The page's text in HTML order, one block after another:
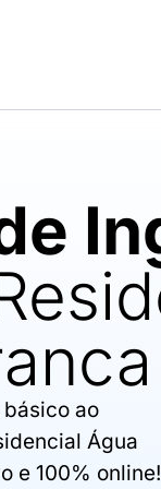
ao
Água
e 100% online!